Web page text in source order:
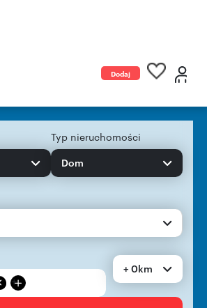
Dodaj
Typ nieruchomości
Dom
+
+ 0km